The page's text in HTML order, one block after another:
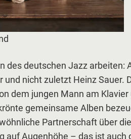
des deutschen Jazz arbeiten:
und nicht zuletzt Heinz Sauer.
dem jungen Mann am Klavier
gemeinsame Alben
Partnerschaft über
auf Augenhöhe – das ist auch